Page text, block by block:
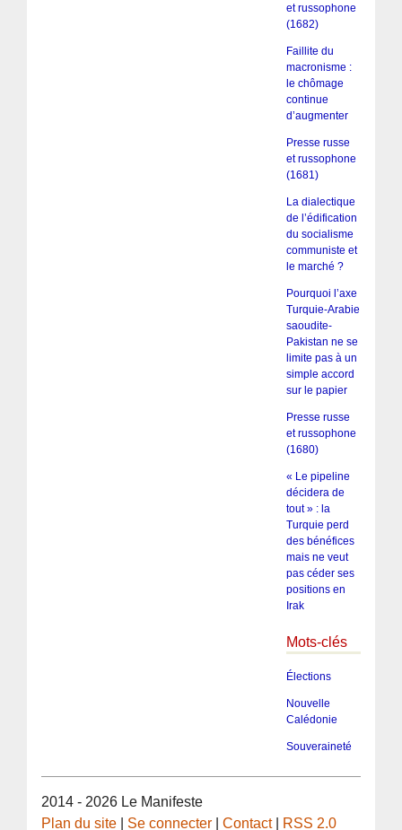
et russophone
(1682)
Faillite du
macronisme :
le chômage
continue
d’augmenter
Presse russe
et russophone
(1681)
La dialectique
de l’édification
du socialisme
communiste et
le marché ?
Pourquoi l’axe
Turquie-Arabie
saoudite-
Pakistan ne se
limite pas à un
simple accord
sur le papier
Presse russe
et russophone
(1680)
« Le pipeline
décidera de
tout » : la
Turquie perd
des bénéfices
mais ne veut
pas céder ses
positions en
Irak
Mots-clés
Élections
Nouvelle
Calédonie
Souveraineté
2014 - 2026 Le Manifeste
Plan du site
Se connecter |Contact| RSS 2.0